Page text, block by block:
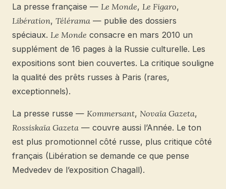
La presse française — Le Monde, Le Figaro,
Libération, Télérama — publie des dossiers
spéciaux. Le Monde consacre en mars 2010 un
supplément de 16 pages à la Russie culturelle. Les
expositions sont bien couvertes. La critique souligne
la qualité des prêts russes à Paris (rares,
exceptionnels).
La presse russe — Kommersant, Novaïa Gazeta,
Rossiskaïa Gazeta — couvre aussi l’Année. Le ton
est plus promotionnel côté russe, plus critique côté
français (Libération se demande ce que pense
Medvedev de l’exposition Chagall).